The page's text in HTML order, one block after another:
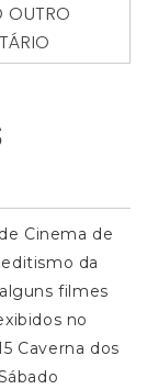
OUTRO
Cinema de
da
filmes
no
Caverna dos